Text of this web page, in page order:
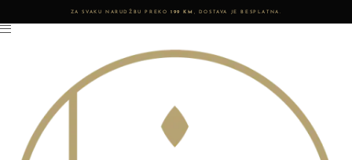
ZA SVAKU NARUDŽBU PREKO 199 KM , DOSTAVA JE BESPLATNA.